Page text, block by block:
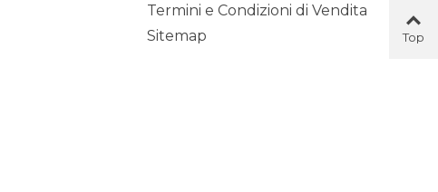
Termini e Condizioni di Vendita
Sitemap
Top